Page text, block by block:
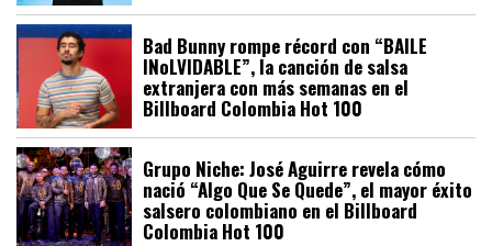
Bad Bunny rompe récord con “BAILE
INoLVIDABLE”, la canción de salsa
extranjera con más semanas en el
Billboard Colombia Hot 100
Grupo Niche: José Aguirre revela cómo
nació “Algo Que Se Quede”, el mayor éxito
salsero colombiano en el Billboard
Colombia Hot 100